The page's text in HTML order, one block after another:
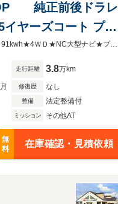
OP 純正前後ドラレ
ヤーズコート プレ
令和５年式 アリア B9 e-4ORCEリミテッド 入荷！ 走行37838km 車検R10年3月★EV 91kwh★4ＷＤ★NC大型ナビ★プロパイ2.0★アラモニ★前後ドラレコ★ＥＴＣ2.0★パワーシート★シートH
走行距離 3.8万km
修復歴 なし
整備 法定整備付
ミッション その他AT
無
料
在庫確認・見積依頼